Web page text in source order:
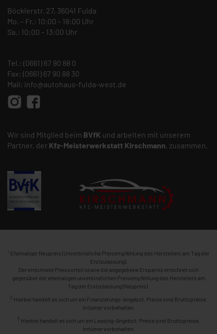
Böcklerstr. 27, 36041 Fulda
Mo. – Fr.: 10:00 – 18:00 Uhr
Sa.: 10:00 – 13:00 Uhr
Tel.: (0661) 67 90 88 0
Fax: (0661) 67 90 88 30
Mail: info@autohaus-fulda-west.de
Wir sind Mitglied beim BVfK und arbeiten mit unserem
Partner, der Kfz-Meisterwerkstatt Kirschmann, zusammen.
1 Ehemaliger Neupreis (Unverbindliche Preisempfehlung des Herstellers am Tag der
Erstzulassung).
Der errechnete Preisvorteil sowie die angegebene Ersparnis errechnet sich
gegenüber der ehemaligen unverbindlichen Preisempfehlung des Herstellers am
Tag der Erstzulassung (Neupreis).
2 Hierbei handelt es sich um ein Finanzierungs-Angebot. Preise sind Bruttopreise.
Irrtümer vorbehalten.
3 Hierbei handelt es sich um ein Leasing-Angebot. Preise sind Bruttopreise.
Irrtümer vorbehalten.